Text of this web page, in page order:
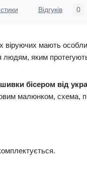
Відгуків 0
віруючих мають
людям, яким
бісером від
малюнком, схема,